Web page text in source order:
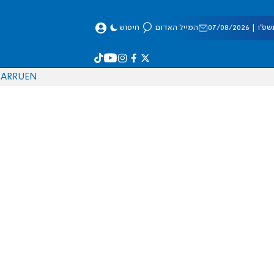
08/2026 המייל האדום חיפוש
EN
RU
AR